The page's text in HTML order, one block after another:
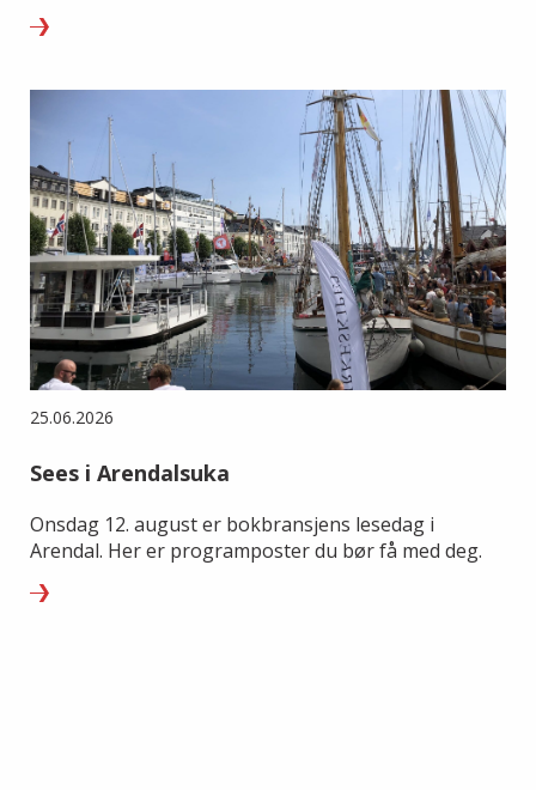
25.06.2026
Sees i Arendalsuka
Onsdag 12. august er bokbransjens lesedag i
Arendal. Her er programposter du bør få med deg.